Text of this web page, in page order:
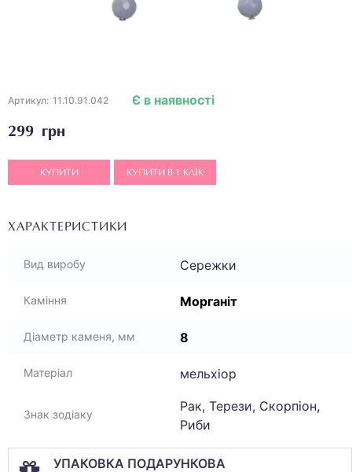
Артикул: 11.10.91.042
299 грн
Є в наявності
КУПИТИ КУПИТИ В 1 КЛІК
ХАРАКТЕРИСТИКИ
Вид виробу Сережки
Каміння Морганіт
Діаметр каменя, мм 8
Матеріал мельхіор
Знак зодіаку
Рак, Терези, Скорпіон,
Риби
УПАКОВКА ПОДАРУНКОВА